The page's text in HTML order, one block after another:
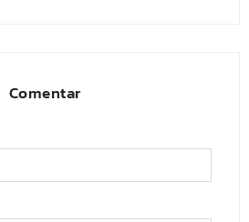
Comentar